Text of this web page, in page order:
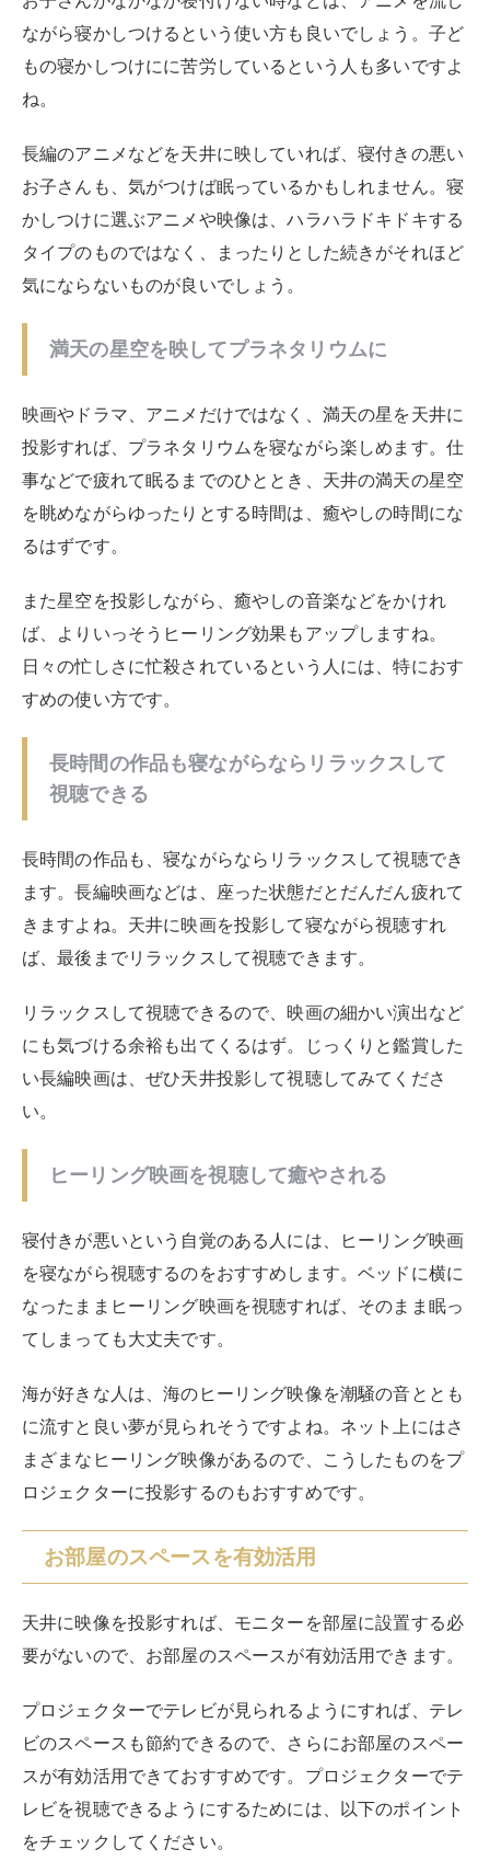
ながら寝かしつけるという使い方も良いでしょう。子ど
もの寝かしつけにに苦労しているという人も多いですよ
ね。
長編のアニメなどを天井に映していれば、寝付きの悪い
お子さんも、気がつけば眠っているかもしれません。寝
かしつけに選ぶアニメや映像は、ハラハラドキドキする
タイプのものではなく、まったりとした続きがそれほど
気にならないものが良いでしょう。
満天の星空を映してプラネタリウムに
映画やドラマ、アニメだけではなく、満天の星を天井に
投影すれば、プラネタリウムを寝ながら楽しめます。仕
事などで疲れて眠るまでのひととき、天井の満天の星空
を眺めながらゆったりとする時間は、癒やしの時間にな
るはずです。
また星空を投影しながら、癒やしの音楽などをかけれ
ば、よりいっそうヒーリング効果もアップしますね。
日々の忙しさに忙殺されているという人には、特におす
すめの使い方です。
長時間の作品も寝ながらならリラックスして
視聴できる
長時間の作品も、寝ながらならリラックスして視聴でき
ます。長編映画などは、座った状態だとだんだん疲れて
きますよね。天井に映画を投影して寝ながら視聴すれ
ば、最後までリラックスして視聴できます。
リラックスして視聴できるので、映画の細かい演出など
にも気づける余裕も出てくるはず。じっくりと鑑賞した
い長編映画は、ぜひ天井投影して視聴してみてくださ
い。
ヒーリング映画を視聴して癒やされる
寝付きが悪いという自覚のある人には、ヒーリング映画
を寝ながら視聴するのをおすすめします。ベッドに横に
なったままヒーリング映画を視聴すれば、そのまま眠っ
てしまっても大丈夫です。
海が好きな人は、海のヒーリング映像を潮騒の音ととも
に流すと良い夢が見られそうですよね。ネット上にはさ
まざまなヒーリング映像があるので、こうしたものをプ
ロジェクターに投影するのもおすすめです。
お部屋のスペースを有効活用
天井に映像を投影すれば、モニターを部屋に設置する必
要がないので、お部屋のスペースが有効活用できます。
プロジェクターでテレビが見られるようにすれば、テレ
ビのスペースも節約できるので、さらにお部屋のスペー
スが有効活用できておすすめです。プロジェクターでテ
レビを視聴できるようにするためには、以下のポイント
をチェックしてください。